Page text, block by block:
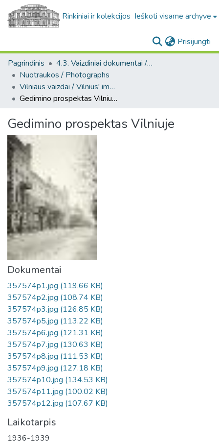
Rinkiniai ir kolekcijos Ieškoti visame archyve
Prisijungti
Pagrindinis
4.3. Vaizdiniai dokumentai / Visual documents
Nuotraukos / Photographs
Vilniaus vaizdai / Vilnius' images
Gedimino prospektas Vilniuje
Gedimino prospektas Vilniuje
Dokumentai
357574p1.jpg (119.66 KB)
357574p2.jpg (108.74 KB)
357574p3.jpg (126.85 KB)
357574p5.jpg (113.22 KB)
357574p6.jpg (121.31 KB)
357574p7.jpg (130.63 KB)
357574p8.jpg (111.53 KB)
357574p9.jpg (127.18 KB)
357574p10.jpg (134.53 KB)
357574p11.jpg (100.02 KB)
357574p12.jpg (107.67 KB)
Laikotarpis
1936-1939